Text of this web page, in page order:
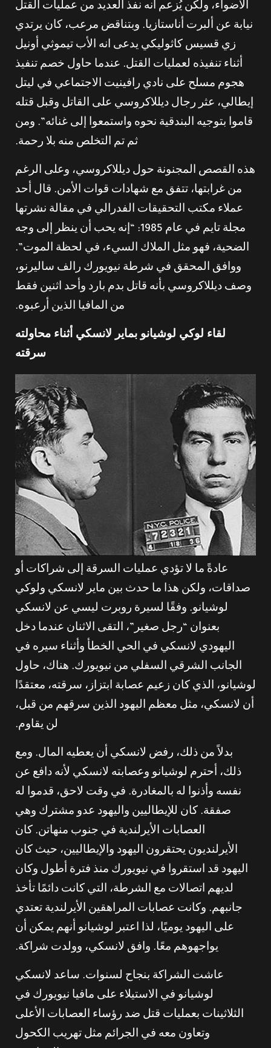
الأضواء، ولكن يُزعم أنه نفذ العديد من عمليات القتل
نيابة عن ألبرت أناستازيا. وبتناقض مرعب، كان يرتدي
زي قسيس كاثوليكي يدعى انه الأب تيموثي أونيل
أثناء تنفيذه لعمليات القتل. عندما حاول خصم تنفيذ
هجوم مسلح على نادي رافينيت الاجتماعي في ليتل
إيطالي، عثر رجال ديللاكروسي على القاتل وقبل قتله
قاموا بتوجيه البندقية نحوه واستمعوا إلى غنائه”. ومن
ثم تم التخلص منه بلا رحمة.
هذه القصص المجنونة حول ديللاكروسي، وعلى الرغم
من غرابتها، تتفق مع شهادات قوات الأمن. قال أحد
عملاء مكتب التحقيقات الفدرالي في مقالة نشرتها
مجلة تايم في عام 1985: “إنه يحب أن ينظر إلى وجه
الضحية، فهو مثل الملاك السيء، في لحظة الموت”.
ووافق المحقق في شرطة نيويورك رالف ساليرنو،
وصف ديللاكروسي بأنه قاتل بدم بارد وأحد اثنين فقط
من المافيا الذين أرعبوه.
لقاء لوكي لوشيانو بماير لانسكي أثناء محاولته
سرقته
عادةً ما لا تؤدي عمليات السرقة إلى شراكات أو
صداقات، ولكن هذا ما حدث بين ماير لانسكي ولوكي
لوشيانو. وفقًا لسيرة روبرت ليسي عن لانسكي
بعنوان “رجل صغير”، التقى الاثنان عندما دخل
اليهودي لانسكي في الحي الخطأ وأثناء سيره في
الجانب الشرقي السفلي من نيويورك. هناك، حاول
لوشيانو، الذي كان زعيم عصابة ابتزاز، سرقته، معتقدًا
أن لانسكي، مثل معظم اليهود الذين سرقهم من قبل،
لن يقاوم.
بدلاً من ذلك، رفض لانسكي أن يعطيه المال. ومع
ذلك، أحترم لوشيانو وعصابته لانسكي لأنه دافع عن
نفسه وأذنوا له بالمغادرة. في وقت لاحق، قدموا له
صفقة. كان للإيطاليين واليهود عدو مشترك وهي
العصابات الأيرلندية في جنوب منهاتن. كان
الأيرلنديون يحتقرون اليهود والإيطاليين، حيث كان
اليهود قد استقروا في نيويورك منذ فترة أطول وكان
لديهم اتصالات مع الشرطة، التي كانت دائمًا تأخذ
جانبهم. وكانت عصابات المراهقين الأيرلندية تعتدي
على اليهود يوميًا، لذا اعتبر لوشيانو أنهم يمكن أن
يواجهوهم معًا. وافق لانسكي، وولدت شراكة.
عاشت الشراكة بنجاح لسنوات. ساعد لانسكي
لوشيانو في الاستيلاء على مافيا نيويورك في
الثلاثينات بعمليات قتل ضد رؤساء العصابات الأعلى
وتعاون معه في الجرائم مثل تهريب الكحول